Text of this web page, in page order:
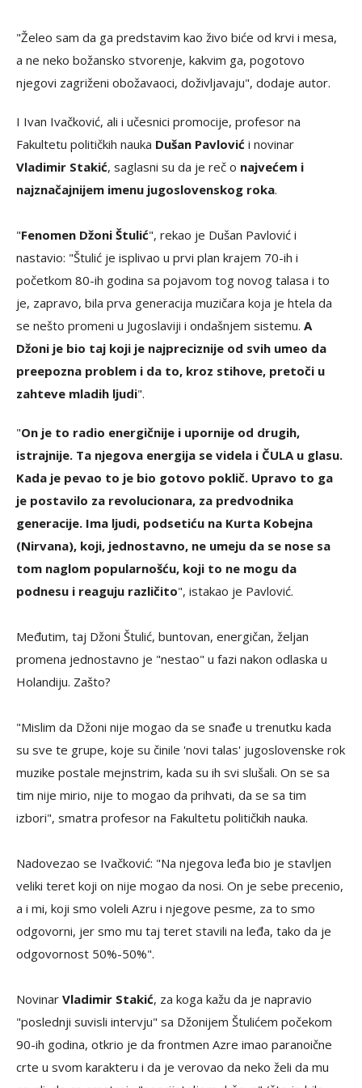
"Želeo sam da ga predstavim kao živo biće od krvi i mesa,
a ne neko božansko stvorenje, kakvim ga, pogotovo
njegovi zagriženi obožavaoci, doživljavaju", dodaje autor.
I Ivan Ivačković, ali i učesnici promocije, profesor na
Fakultetu političkih nauka Dušan Pavlović i novinar
Vladimir Stakić, saglasni su da je reč o najvećem i
najznačajnijem imenu jugoslovenskog roka.
"Fenomen Džoni Štulić", rekao je Dušan Pavlović i
nastavio: "Štulić je isplivao u prvi plan krajem 70-ih i
početkom 80-ih godina sa pojavom tog novog talasa i to
je, zapravo, bila prva generacija muzičara koja je htela da
se nešto promeni u Jugoslaviji i ondašnjem sistemu. A
Džoni je bio taj koji je najpreciznije od svih umeo da
preepozna problem i da to, kroz stihove, pretoči u
zahteve mladih ljudi".
"On je to radio energičnije i upornije od drugih,
istrajnije. Ta njegova energija se videla i ČULA u glasu.
Kada je pevao to je bio gotovo poklič. Upravo to ga
je postavilo za revolucionara, za predvodnika
generacije. Ima ljudi, podsetiću na Kurta Kobejna
(Nirvana), koji, jednostavno, ne umeju da se nose sa
tom naglom popularnošću, koji to ne mogu da
podnesu i reaguju različito", istakao je Pavlović.
Međutim, taj Džoni Štulić, buntovan, energičan, željan
promena jednostavno je "nestao" u fazi nakon odlaska u
Holandiju. Zašto?
"Mislim da Džoni nije mogao da se snađe u trenutku kada
su sve te grupe, koje su činile 'novi talas' jugoslovenske rok
muzike postale mejnstrim, kada su ih svi slušali. On se sa
tim nije mirio, nije to mogao da prihvati, da se sa tim
izbori", smatra profesor na Fakultetu političkih nauka.
Nadovezao se Ivačković: "Na njegova leđa bio je stavljen
veliki teret koji on nije mogao da nosi. On je sebe precenio,
a i mi, koji smo voleli Azru i njegove pesme, za to smo
odgovorni, jer smo mu taj teret stavili na leđa, tako da je
odgovornost 50%-50%".
Novinar Vladimir Stakić, za koga kažu da je napravio
"poslednji suvisli intervju" sa Džonijem Štulićem počekom
90-ih godina, otkrio je da frontmen Azre imao paranoične
crte u svom karakteru i da je verovao da neko želi da mu